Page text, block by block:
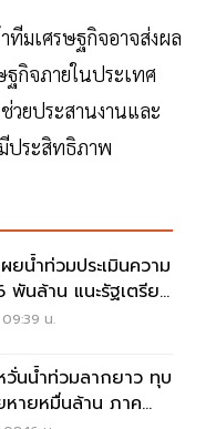
ทีมเศรษฐกิจอาจส่งผล
กิจภายในประเทศ
ยประสานงานและ
มีประสิทธิภาพ
ยน้ำท่วมประเมินความ
พันล้าน แนะรัฐเตรียม
น.
วั่นน้ำท่วมลากยาว ทุบ
หายหมื่นล้าน ภาค